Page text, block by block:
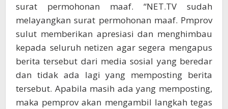
surat permohonan maaf. “NET.TV sudah
melayangkan surat permohonan maaf. Pmprov
sulut memberikan apresiasi dan menghimbau
kepada seluruh netizen agar segera mengapus
berita tersebut dari media sosial yang beredar
dan tidak ada lagi yang memposting berita
tersebut. Apabila masih ada yang memposting,
maka pemprov akan mengambil langkah tegas